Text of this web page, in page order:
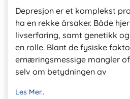
Depresjon er et komplekst
ha en rekke årsaker. Både
livserfaring, samt genetikk
en rolle. Blant de fysiske
ernæringsmessige mangler
selv om betydningen av
Les Mer..